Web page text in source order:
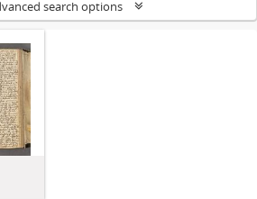
search options